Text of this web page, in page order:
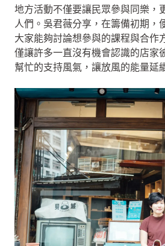
地方活動不僅要讓民眾參與同樂，
人們。吳君薇分享，在籌備初期，
大家能夠討論想參與的課程與合作
僅讓許多一直沒有機會認識的店家
幫忙的支持風氣，讓放風的能量延